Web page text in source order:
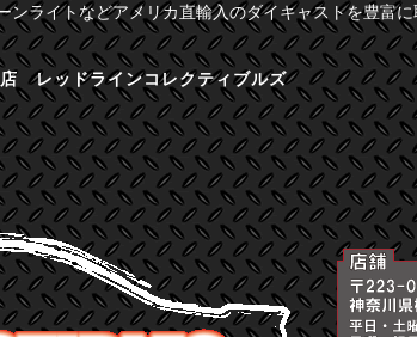
ライトなどアメリカ直輸入のダイキャストを豊富
レッドラインコレクティブルズ